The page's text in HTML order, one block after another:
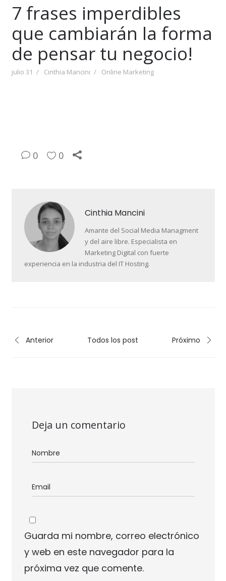
7 frases imperdibles
que cambiarán la forma
de pensar tu negocio!
julio 31 Cinthia Mancini Online Marketing
0 0
Cinthia Mancini
Amante del Social Media Managment
y del aire libre. Especialista en
Marketing Digital con fuerte
experiencia en la industria del IT Hosting.
Anterior Todos los post Próximo
Deja un comentario
Guarda mi nombre, correo electrónico
y web en este navegador para la
próxima vez que comente.